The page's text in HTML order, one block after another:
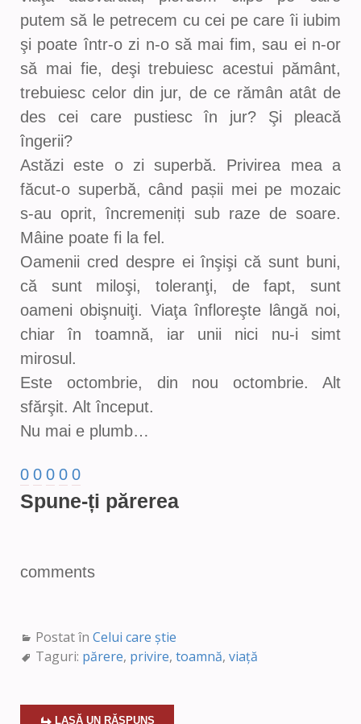
putem să le petrecem cu cei pe care îi iubim
şi poate într-o zi n-o să mai fim, sau ei n-or
să mai fie, deşi trebuiesc acestui pământ,
trebuiesc celor din jur, de ce rămân atât de
des cei care pustiesc în jur? Şi pleacă
îngerii?
Astăzi este o zi superbă. Privirea mea a
făcut-o superbă, când pașii mei pe mozaic
s-au oprit, încremeniți sub raze de soare.
Mâine poate fi la fel.
Oamenii cred despre ei înşişi că sunt buni,
că sunt miloşi, toleranţi, de fapt, sunt
oameni obişnuiţi. Viaţa înfloreşte lângă noi,
chiar în toamnă, iar unii nici nu-i simt
mirosul.
Este octombrie, din nou octombrie. Alt
sfărşit. Alt început.
Nu mai e plumb…
0 0 0 0 0
Spune-ți părerea
comments
Postat în Celui care știe
Taguri: părere, privire, toamnă, viață
LASĂ UN RĂSPUNS